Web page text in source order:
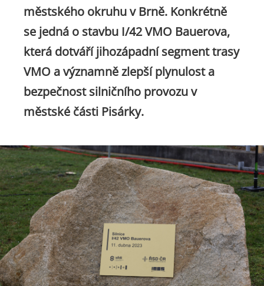
městského okruhu v Brně. Konkrétně
se jedná o stavbu I/42 VMO Bauerova,
která dotváří jihozápadní segment trasy
VMO a významně zlepší plynulost a
bezpečnost silničního provozu v
městské části Pisárky.